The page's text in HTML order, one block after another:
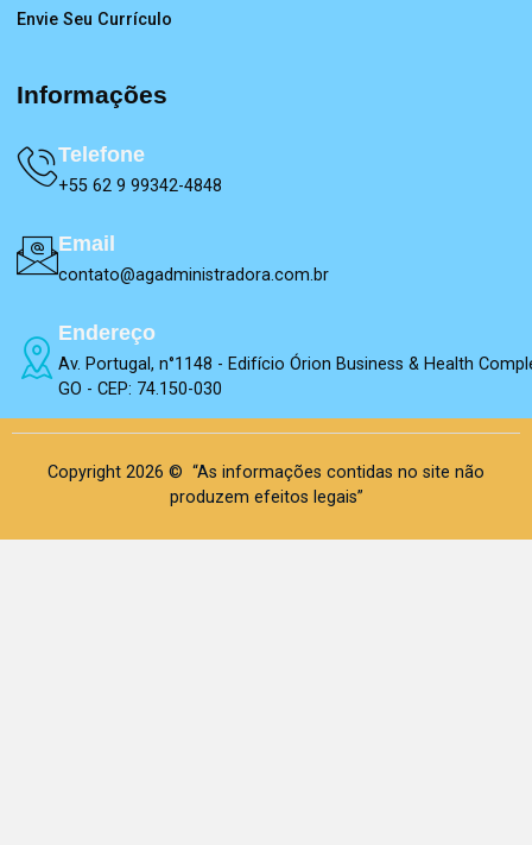
Envie Seu Currículo
Informações
Telefone
+55 62 9 99342-4848
Email
contato@agadministradora.com.br
Endereço
Av. Portugal, n°1148 - Edifício Órion Business & Health
GO - CEP: 74.150-030
Copyright 2026 © “As informações contidas no site não
produzem efeitos legais”